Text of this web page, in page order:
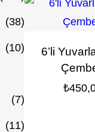
0
7
r
ü
383
8
r
ü
101
ü
r
77
ü
111
6’li
₺